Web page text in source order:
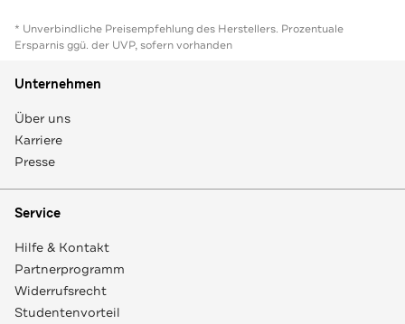
* Unverbindliche Preisempfehlung des Herstellers. Prozentuale
Ersparnis ggü. der UVP, sofern vorhanden
Unternehmen
Über uns
Karriere
Presse
Service
Hilfe & Kontakt
Partnerprogramm
Widerrufsrecht
Studentenvorteil